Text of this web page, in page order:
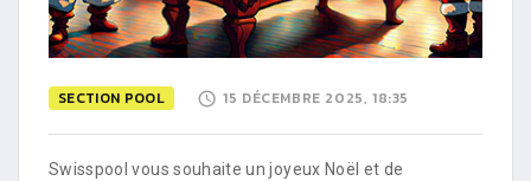
SECTION POOL 15 DÉCEMBRE 2025, 18:35
Swisspool vous souhaite un joyeux Noël et de